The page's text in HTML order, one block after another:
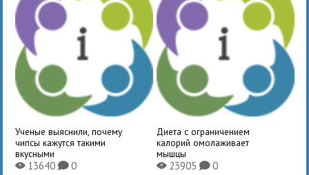
Ученые выяснили, почему
чипсы кажутся такими
вкусными
X13640K0
Диета с ограничением
калорий омолаживает
мышцы
X23905 K0